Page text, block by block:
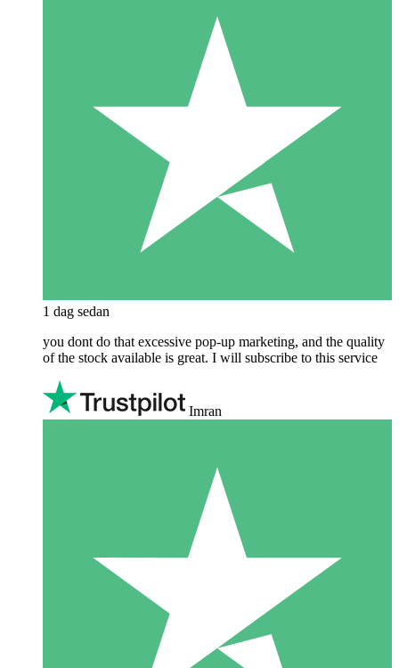
1 dag sedan
you dont do that excessive pop-up marketing, and the quality
of the stock available is great. I will subscribe to this service
Imran